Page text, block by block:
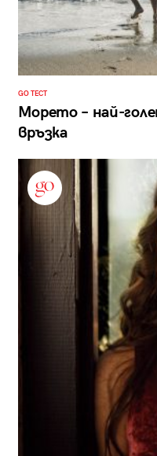
GO ТЕСТ
Морето – най-
връзка